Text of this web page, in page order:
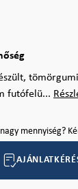
futófelü...
mennyiség?